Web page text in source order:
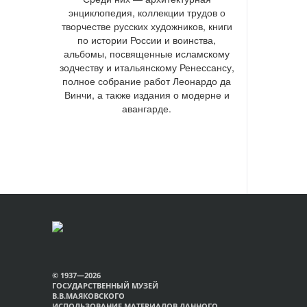
энциклопедия, коллекции трудов о
творчестве русских художников, книги
по истории России и воинства,
альбомы, посвященные исламскому
зодчеству и итальянскому Ренессансу,
полное собрание работ Леонардо да
Винчи, а также издания о модерне и
авангарде.
© 1937—2026
ГОСУДАРСТВЕННЫЙ МУЗЕЙ
В.В.МАЯКОВСКОГО